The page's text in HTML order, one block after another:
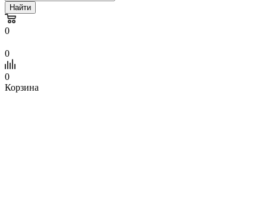
Найти
0
0
0
Корзина